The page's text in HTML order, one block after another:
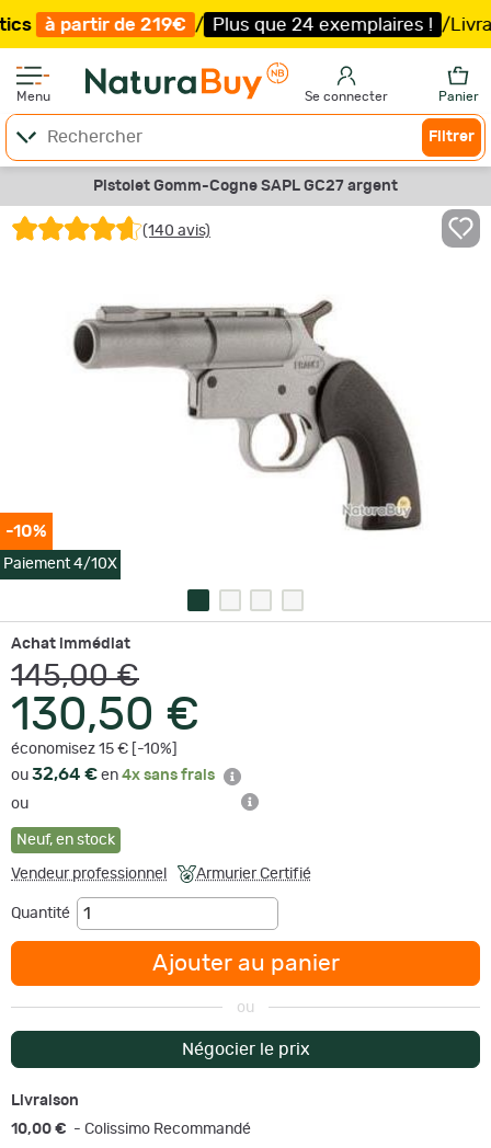
de 219€ / Plus que 24 exemplaires ! /Livraison
Menu Se connecter Panier
Filtrer
Pistolet Gomm-Cogne SAPL GC27 argent
(140 avis)
-10%
Paiement 4/10X
Achat immédiat
145,00 €
130,50 €
économisez 15 € [-10%]
ou 32,64 € en 4x sans frais
ou
Neuf, en stock
Vendeur professionnel Armurier Certifié
Quantité
Ajouter au panier
ou
Négocier le prix
Livraison
10,00 € - Colissimo Recommandé